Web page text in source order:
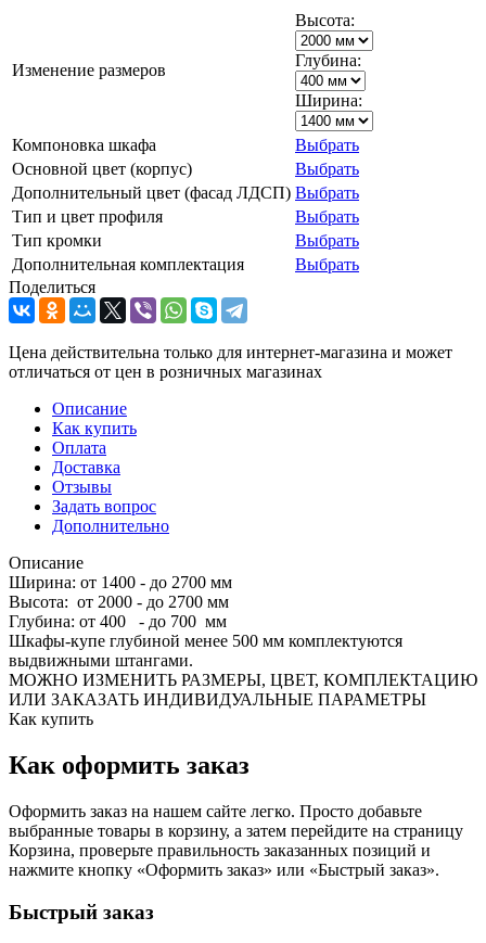
Изменение размеров
Высота:
Глубина:
Ширина:
Компоновка шкафа
Выбрать
Основной цвет (корпус)
Выбрать
Дополнительный цвет (фасад ЛДСП) Выбрать
Тип и цвет профиля
Выбрать
Тип кромки
Выбрать
Дополнительная комплектация
Выбрать
Поделиться
Цена действительна только для интернет-магазина и может
отличаться от цен в розничных магазинах
Описание
Как купить
Оплата
Доставка
Отзывы
Задать вопрос
Дополнительно
Описание
Ширина: от 1400 - до 2700 мм
Высота: от 2000 - до 2700 мм
Глубина: от 400 - до 700 мм
Шкафы-купе глубиной менее 500 мм комплектуются
выдвижными штангами.
МОЖНО ИЗМЕНИТЬ РАЗМЕРЫ, ЦВЕТ, КОМПЛЕКТАЦИЮ
ИЛИ ЗАКАЗАТЬ ИНДИВИДУАЛЬНЫЕ ПАРАМЕТРЫ
Как купить
Как оформить заказ
Оформить заказ на нашем сайте легко. Просто добавьте
выбранные товары в корзину, а затем перейдите на страницу
Корзина, проверьте правильность заказанных позиций и
нажмите кнопку «Оформить заказ» или «Быстрый заказ».
Быстрый заказ